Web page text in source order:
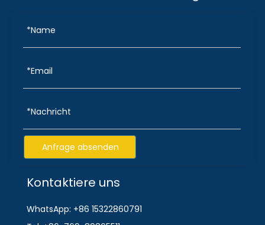
Anfrage absenden
Kontaktiere uns
WhatsApp: +86 15322860791